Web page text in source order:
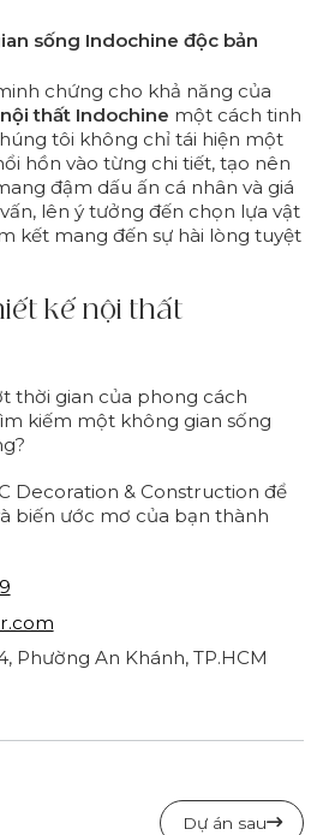
sống Indochine độc bản
chứng cho khả năng của
thất Indochine một cách tinh
tôi không chỉ tái hiện một
hồn vào từng chi tiết, tạo nên
đậm dấu ấn cá nhân và giá
lên ý tưởng đến chọn lựa vật
kết mang đến sự hài lòng tuyệt
kế nội thất
thời gian của phong cách
kiếm một không gian sống
Decoration & Construction để
biến ước mơ của bạn thành
Phường An Khánh, TP.HCM
Dự án sau